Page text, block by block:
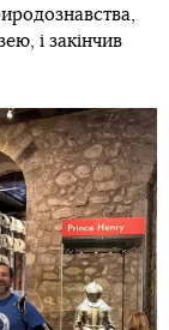
і закінчив